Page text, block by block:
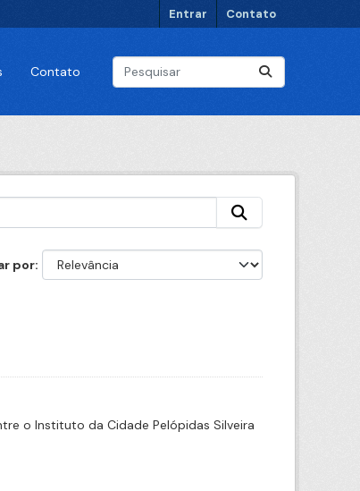
Entrar Contato
Contato
por
o Instituto da Cidade Pelópidas Silveira